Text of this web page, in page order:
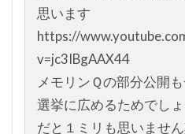
思い
https://
v=jc3IBgAAX44
メモリンＱの部分公開
選挙に広めるためでし
だと１ミリも思いませ